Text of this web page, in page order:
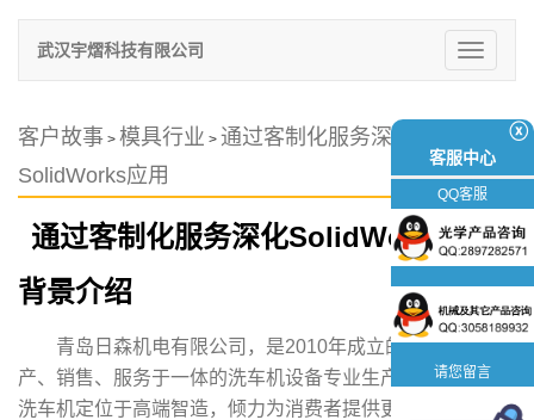
切
换
武汉宇熠科技有限公司
客户故事 > 模具行业 > 通过客制化服务深化
SolidWorks应用
通过客制化服务深化SolidWorks应用
背景介绍
青岛日森机电有限公司，是2010年成立的集研发、生
产、销售、服务于一体的洗车机设备专业生产企业。 日森
洗车机定位于高端智造，倾力为消费者提供更高品质的洗车
ⓧ
客服中心
QQ客服
请您留言